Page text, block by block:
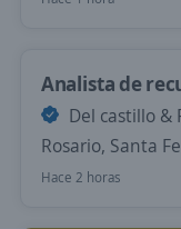
Analista de
Del castillo &
Rosario, Santa Fe
Hace 2 horas